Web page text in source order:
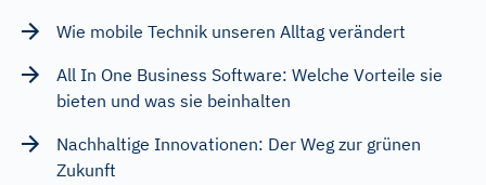
Wie mobile Technik unseren Alltag verändert
All In One Business Software: Welche Vorteile sie
bieten und was sie beinhalten
Nachhaltige Innovationen: Der Weg zur grünen
Zukunft